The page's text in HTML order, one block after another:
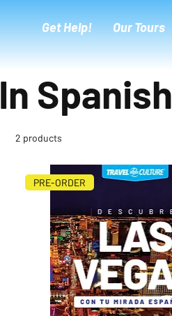
Get Help! Our Tours
In Spanish
2 products
PRE-ORDER